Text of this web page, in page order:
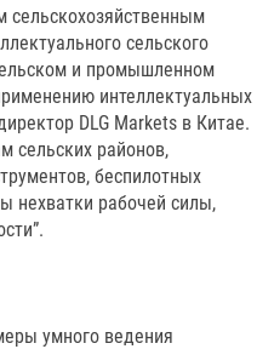
сельскохозяйственным
сельского
и промышленном
интеллектуальных
DLG Markets в Китае.
сельских районов,
беспилотных
нехватки рабочей силы,
умного ведения